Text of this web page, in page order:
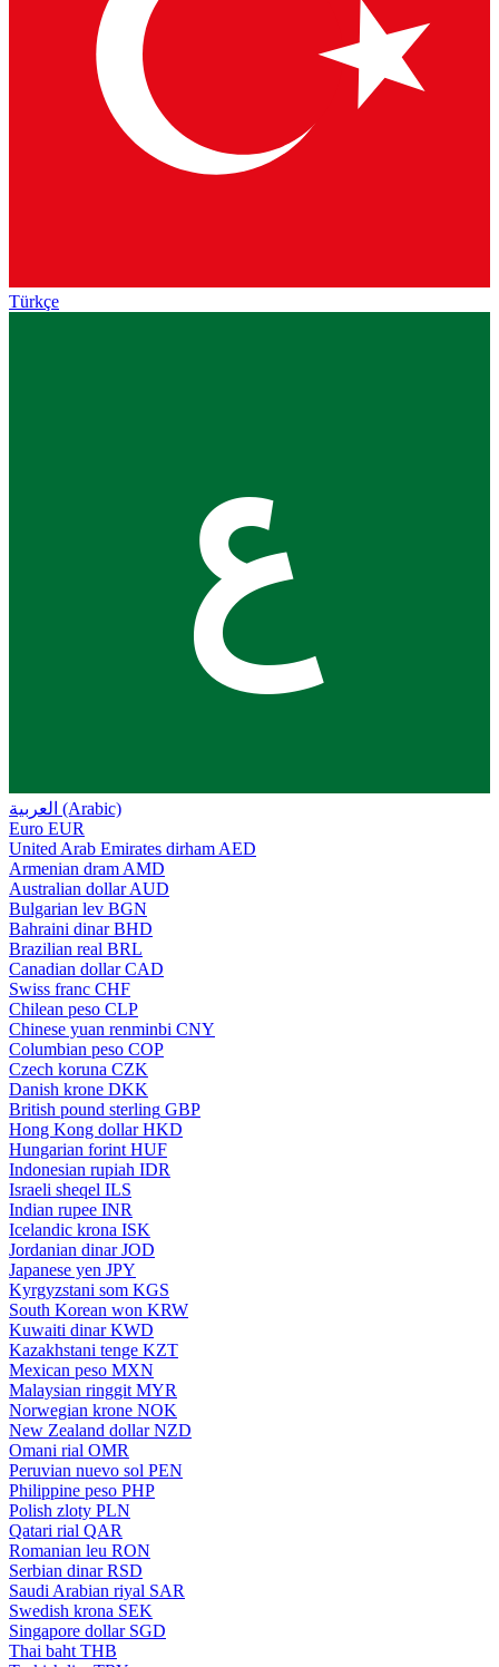
Türkçe
ع
العربية (Arabic)
Euro EUR
United Arab Emirates dirham AED
Armenian dram AMD
Australian dollar AUD
Bulgarian lev BGN
Bahraini dinar BHD
Brazilian real BRL
Canadian dollar CAD
Swiss franc CHF
Chilean peso CLP
Chinese yuan renminbi CNY
Columbian peso COP
Czech koruna CZK
Danish krone DKK
British pound sterling GBP
Hong Kong dollar HKD
Hungarian forint HUF
Indonesian rupiah IDR
Israeli sheqel ILS
Indian rupee INR
Icelandic krona ISK
Jordanian dinar JOD
Japanese yen JPY
Kyrgyzstani som KGS
South Korean won KRW
Kuwaiti dinar KWD
Kazakhstani tenge KZT
Mexican peso MXN
Malaysian ringgit MYR
Norwegian krone NOK
New Zealand dollar NZD
Omani rial OMR
Peruvian nuevo sol PEN
Philippine peso PHP
Polish zloty PLN
Qatari rial QAR
Romanian leu RON
Serbian dinar RSD
Saudi Arabian riyal SAR
Swedish krona SEK
Singapore dollar SGD
Thai baht THB